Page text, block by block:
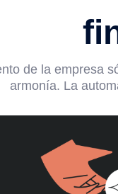
de la empresa
armonía. La